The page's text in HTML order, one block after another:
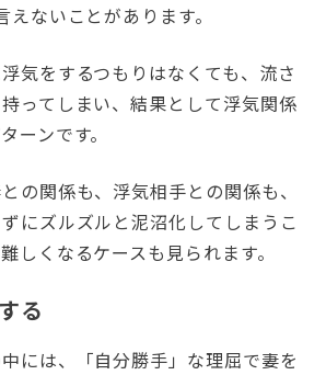
ないことがあります。
気をするつもりはなくても、流さ
ってしまい、結果として浮気関係
ーンです。
の関係も、浮気相手との関係も、
にズルズルと泥沼化してしまうこ
しくなるケースも見られます。
る
には、「自分勝手」な理屈で妻を